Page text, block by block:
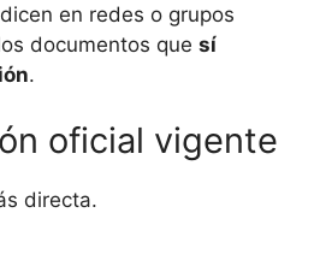
en redes o grupos
documentos que sí
.
oficial vigente
directa.